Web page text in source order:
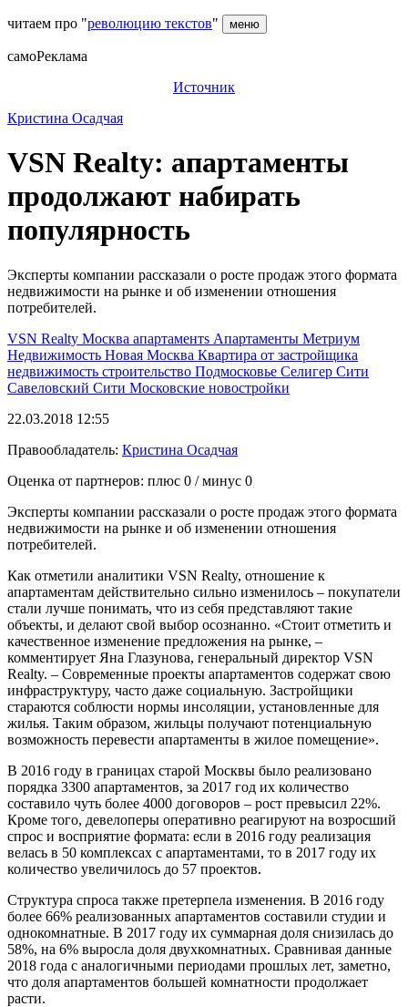
читаем про "революцию текстов" меню
самоРеклама
Источник
Кристина Осадчая
VSN Realty: апартаменты
продолжают набирать
популярность
Эксперты компании рассказали о росте продаж этого формата
недвижимости на рынке и об изменении отношения
потребителей.
VSN Realty Москва апартаментs Апартаменты Метриум
Недвижимость Новая Москва Квартира от застройщика
недвижимость строительство Подмосковье Селигер Сити
Савеловский Сити Московские новостройки
22.03.2018 12:55
Правообладатель: Кристина Осадчая
Оценка от партнеров: плюс 0 / минус 0
Эксперты компании рассказали о росте продаж этого формата
недвижимости на рынке и об изменении отношения
потребителей.
Как отметили аналитики VSN Realty, отношение к
апартаментам действительно сильно изменилось – покупатели
стали лучше понимать, что из себя представляют такие
объекты, и делают свой выбор осознанно. «Стоит отметить и
качественное изменение предложения на рынке, –
комментирует Яна Глазунова, генеральный директор VSN
Realty. – Современные проекты апартаментов содержат свою
инфраструктуру, часто даже социальную. Застройщики
стараются соблюсти нормы инсоляции, установленные для
жилья. Таким образом, жильцы получают потенциальную
возможность перевести апартаменты в жилое помещение».
В 2016 году в границах старой Москвы было реализовано
порядка 3300 апартаментов, за 2017 год их количество
составило чуть более 4000 договоров – рост превысил 22%.
Кроме того, девелоперы оперативно реагируют на возросший
спрос и восприятие формата: если в 2016 году реализация
велась в 50 комплексах с апартаментами, то в 2017 году их
количество увеличилось до 57 проектов.
Структура спроса также претерпела изменения. В 2016 году
более 66% реализованных апартаментов составили студии и
однокомнатные. В 2017 году их суммарная доля снизилась до
58%, на 6% выросла доля двухкомнатных. Сравнивая данные
2018 года с аналогичными периодами прошлых лет, заметно,
что доля апартаментов большей комнатности продолжает
расти.